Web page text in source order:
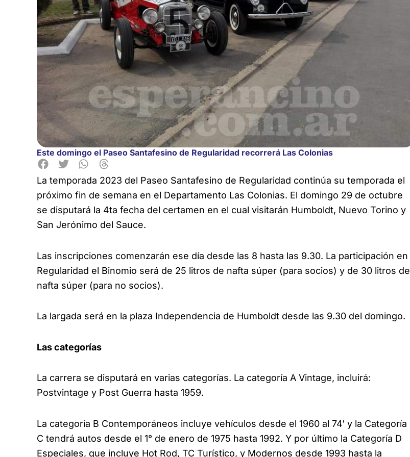
Este domingo el Paseo Santafesino de Regularidad recorrerá Las Colonias
La temporada 2023 del Paseo Santafesino de Regularidad continúa su temporada el
próximo fin de semana en el Departamento Las Colonias. El domingo 29 de octubre
se disputará la 4ta fecha del certamen en el cual visitarán Humboldt, Nuevo Torino y
San Jerónimo del Sauce.
Las inscripciones comenzarán ese día desde las 8 hasta las 9.30. La participación en
Regularidad el Binomio será de 25 litros de nafta súper (para socios) y de 30 litros de
nafta súper (para no socios).
La largada será en la plaza Independencia de Humboldt desde las 9.30 del domingo.
Las categorías
La carrera se disputará en varias categorías. La categoría A Vintage, incluirá:
Postvintage y Post Guerra hasta 1959.
La categoría B Contemporáneos incluye vehículos desde el 1960 al 74′ y la Categoría
C tendrá autos desde el 1° de enero de 1975 hasta 1992. Y por último la Categoría D
Especiales, que incluye Hot Rod, TC Turístico, y Modernos desde 1993 hasta la